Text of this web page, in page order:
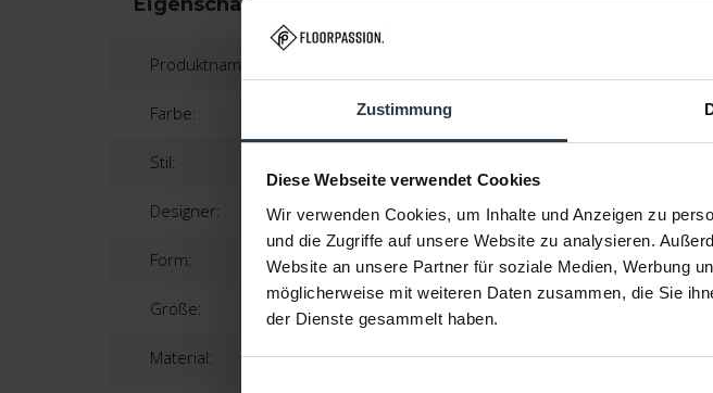
Zustimmung
Diese Webseite verwendet Cookies
Wir verwenden Cookies, um Inhalte und Anzeigen zu
und die Zugriffe auf unsere Website zu analysieren.
Website an unsere Partner für soziale Medien, Werbung
möglicherweise mit weiteren Daten zusammen, die Sie
der Dienste gesammelt haben.
Produktname:
Farbe:
Stil:
Designer: Frans Molenaar
Form: Runder
Größe: Standardgrößen &
Material: 100% Reine Neuseeland-